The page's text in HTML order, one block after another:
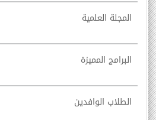
المجلة العلمية
البرامج المميزة
الطلاب الوافدين